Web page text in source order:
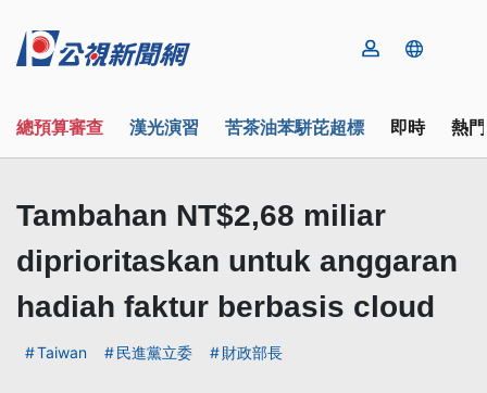
總預算審查 漢光演習 苦茶油苯駢芘超標 即時 熱
Tambahan NT$2,68 miliar
diprioritaskan untuk anggaran
hadiah faktur berbasis cloud
Taiwan 民進黨立委 財政部長